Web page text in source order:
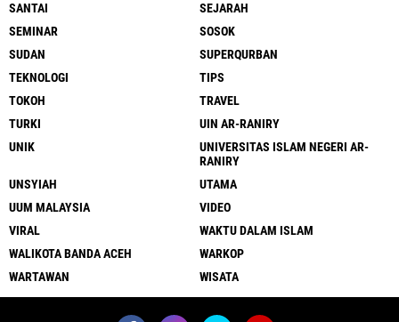
SANTAI
SEJARAH
SEMINAR
SOSOK
SUDAN
SUPERQURBAN
TEKNOLOGI
TIPS
TOKOH
TRAVEL
TURKI
UIN AR-RANIRY
UNIK
UNIVERSITAS ISLAM NEGERI AR-
RANIRY
UNSYIAH
UTAMA
UUM MALAYSIA
VIDEO
VIRAL
WAKTU DALAM ISLAM
WALIKOTA BANDA ACEH
WARKOP
WARTAWAN
WISATA